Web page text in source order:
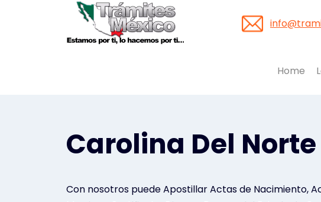
Home
Carolina Del
Con nosotros puede Apostillar Actas de Nacimiento,